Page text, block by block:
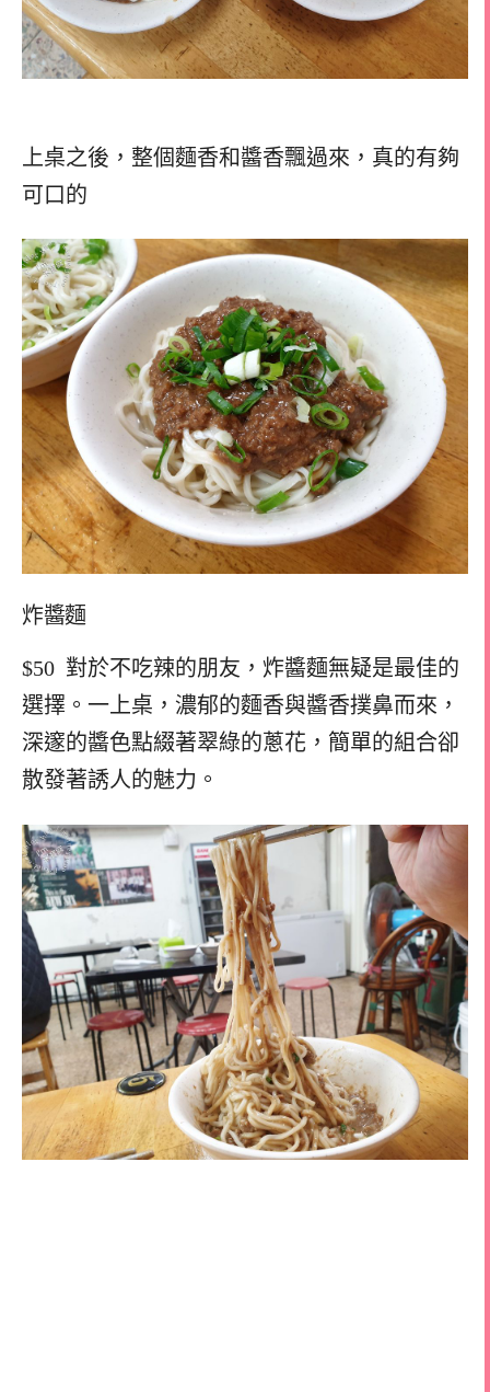
上桌之後，整個麵香和醬香飄過來，真的有夠
可口的
炸醬麵
$50 對於不吃辣的朋友，炸醬麵無疑是最佳的
選擇。一上桌，濃郁的麵香與醬香撲鼻而來，
深邃的醬色點綴著翠綠的蔥花，簡單的組合卻
散發著誘人的魅力。